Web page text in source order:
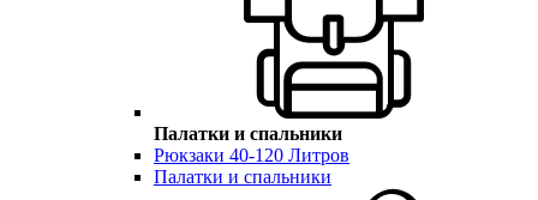
Палатки и спальники
Рюкзаки 40-120 Литров
Палатки и спальники